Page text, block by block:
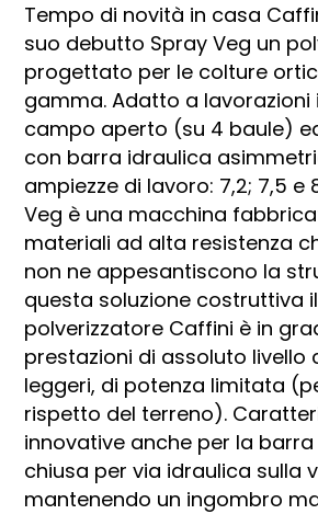
Tempo di novità in casa
suo debutto Spray Veg un
progettato per le colture
gamma. Adatto a lavorazioni
campo aperto (su 4 baule)
con barra idraulica
ampiezze di lavoro: 7,2; 7,5 e
Veg è una macchina
materiali ad alta resistenza
non ne appesantiscono la
questa soluzione costruttiva
polverizzatore Caffini è in
prestazioni di assoluto livello
leggeri, di potenza limitata
rispetto del terreno).
innovative anche per la
chiusa per via idraulica sulla
mantenendo un ingombro